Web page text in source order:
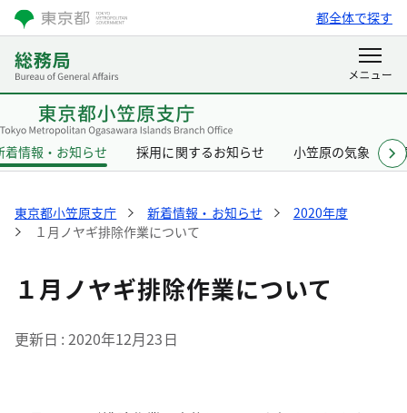
都全体で探す
着情報・お知らせ 採用に関するお知らせ 小笠原の気象
東京都小笠原支庁 新着情報・お知らせ
2020年度
１月ノヤギ排除作業について
１月ノヤギ排除作業について
更新日 2020年12月23日